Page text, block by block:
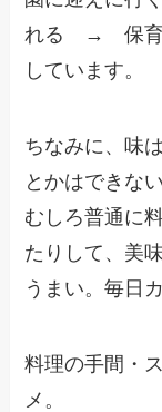
れる → 保育
しています。
ちなみに、味
とかはできな
むしろ普通に
たりして、美
うまい。毎日
料理の手間・
メ。